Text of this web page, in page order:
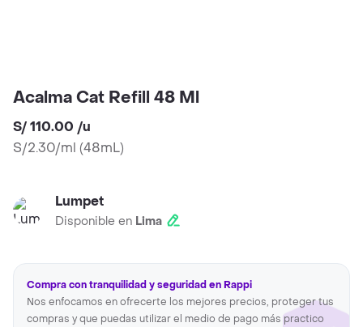
Acalma Cat Refill 48 Ml
S/ 110.00 /u
S/2.30/ml (48mL)
Lumpet
Disponible en Lima
Compra con tranquilidad y seguridad en Rappi
Nos enfocamos en ofrecerte los mejores precios, proteger tus
compras y que puedas utilizar el medio de pago más practico